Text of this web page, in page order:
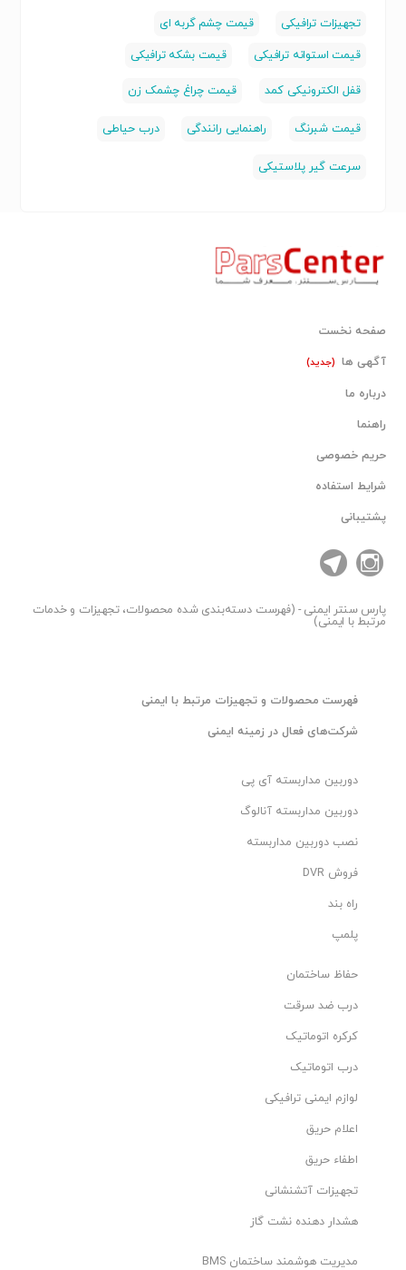
تجهیزات ترافیکی
قیمت چشم گربه ای
قیمت استوانه ترافیکی
قیمت بشکه ترافیکی
قفل الکترونیکی کمد قیمت چراغ چشمک زن
قیمت شبرنگ راهنمایی رانندگی درب حیاطی
سرعت گیر پلاستیکی
صفحه نخست
آگهی ها (جدید)
درباره ما
راهنما
حریم خصوصی
شرایط استفاده
پشتیبانی
پارس سنتر ایمنی - (فهرست دسته‌بندی شده محصولات، تجهیزات و خدمات
مرتبط با ایمنی)
فهرست محصولات و تجهیزات مرتبط با ایمنی
شرکت‌های فعال در زمینه ایمنی
دوربین مداربسته آی پی
دوربین مداربسته آنالوگ
نصب دوربین مداربسته
فروش DVR
راه بند
پلمپ
حفاظ ساختمان
درب ضد سرقت
کرکره اتوماتیک
درب اتوماتیک
لوازم ایمنی ترافیکی
اعلام حریق
اطفاء حریق
تجهیزات آتشنشانی
هشدار دهنده نشت گاز
مدیریت هوشمند ساختمان BMS